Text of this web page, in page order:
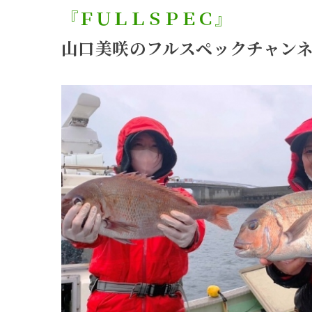
『ＦＵＬＬＳＰＥＣ』
山口美咲のフルスペックチャン